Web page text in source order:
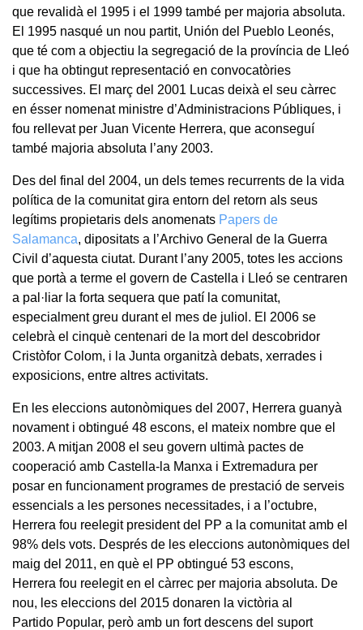
que revalidà el 1995 i el 1999 també per majoria absoluta.
El 1995 nasqué un nou partit, Unión del Pueblo Leonés,
que té com a objectiu la segregació de la província de Lleó
i que ha obtingut representació en convocatòries
successives. El març del 2001 Lucas deixà el seu càrrec
en ésser nomenat ministre d’Administracions Públiques, i
fou rellevat per Juan Vicente Herrera, que aconseguí
també majoria absoluta l’any 2003.
Des del final del 2004, un dels temes recurrents de la vida
política de la comunitat gira entorn del retorn als seus
legítims propietaris dels anomenats Papers de
Salamanca, dipositats a l’Archivo General de la Guerra
Civil d’aquesta ciutat. Durant l’any 2005, totes les accions
que portà a terme el govern de Castella i Lleó se centraren
a pal·liar la forta sequera que patí la comunitat,
especialment greu durant el mes de juliol. El 2006 se
celebrà el cinquè centenari de la mort del descobridor
Cristòfor Colom, i la Junta organitzà debats, xerrades i
exposicions, entre altres activitats.
En les eleccions autonòmiques del 2007, Herrera guanyà
novament i obtingué 48 escons, el mateix nombre que el
2003. A mitjan 2008 el seu govern ultimà pactes de
cooperació amb Castella-la Manxa i Extremadura per
posar en funcionament programes de prestació de serveis
essencials a les persones necessitades, i a l’octubre,
Herrera fou reelegit president del PP a la comunitat amb el
98% dels vots. Després de les eleccions autonòmiques del
maig del 2011, en què el PP obtingué 53 escons,
Herrera fou reelegit en el càrrec per majoria absoluta. De
nou, les eleccions del 2015 donaren la victòria al
Partido Popular, però amb un fort descens del suport